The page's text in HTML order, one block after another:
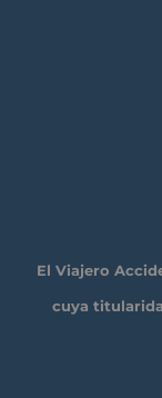
El Viajero
cuya